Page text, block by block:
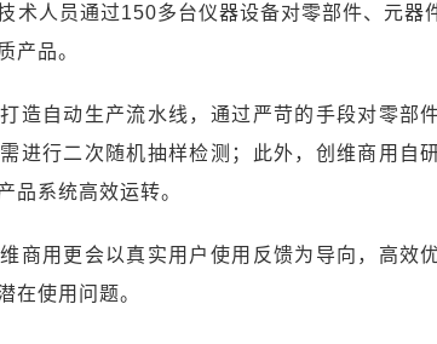
术人员通过150多台仪器设备对零部件、元器
产品。
造自动生产流水线，通过严苛的手段对零部
进行二次随机抽样检测；此外，创维商用自
品系统高效运转。
商用更会以真实用户使用反馈为导向，高效
在使用问题。